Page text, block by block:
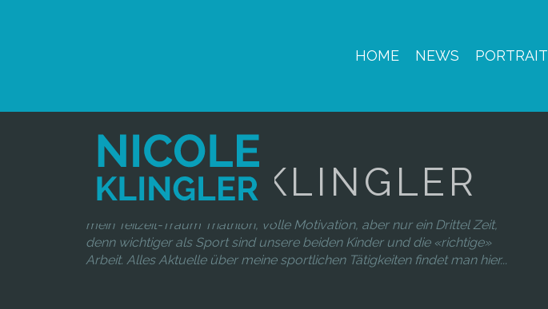
HOME NEWS PORTRAIT
NICOLE KLINGLER
mein Teilzeit-Traum Triathlon, volle Motivation, aber nur ein Drittel Zeit,
denn wichtiger als Sport sind unsere beiden Kinder und die «richtige»
Arbeit. Alles Aktuelle über meine sportlichen Tätigkeiten findet man hier...